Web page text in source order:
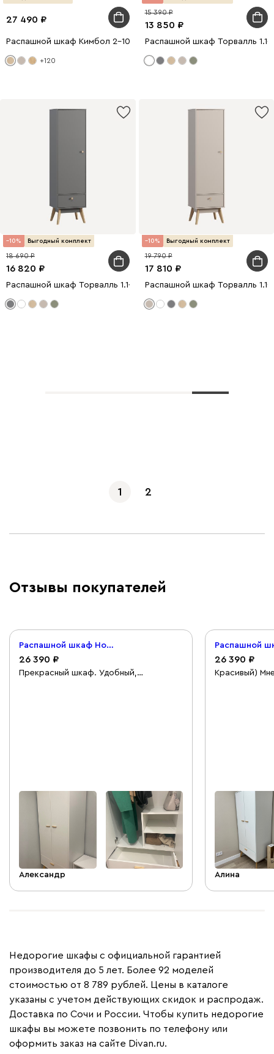
27 490
Распашной шкаф Кимбол 2-100x240 Дуб Барбера
+120
13 850
15 390
Распашной шкаф Торвалль 1.1-
10 Выгодный комплект
16 820
18 690
Распашной шкаф Торвалль 1.1-50x185 Графитовый
10 Выгодный комплект
17 810
19 790
Распашной шкаф Торвалль 1.1-
1 2
Отзывы покупателей
Распашной шкаф Нордик 2-80x185 Белый
26 390
Прекрасный шкаф. Удобный,
Александр
26 390
Красивый)
Алина
Недорогие шкафы с официальной гарантией
производителя до 5 лет. Более 92 моделей
стоимостью от 8 789 рублей. Цены в каталоге
указаны с учетом действующих скидок и распродаж.
Доставка по Сочи и России. Чтобы купить недорогие
шкафы вы можете позвонить по телефону или
оформить заказ на сайте Divan.ru.